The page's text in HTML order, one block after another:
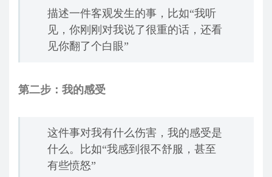
描述一件客观发生的事，比如“我听
见，你刚刚对我说了很重的话，还看
见你翻了个白眼”
第二步：我的感受
这件事对我有什么伤害，我的感受是
什么。比如“我感到很不舒服，甚至
有些愤怒”